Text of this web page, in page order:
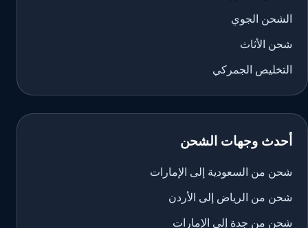
الشحن الجوي
شحن الأثاث
التخليص الجمركي
أحدث وجهات الشحن
شحن من السعودية إلى الإمارات
شحن من الرياض إلى الأردن
شحن من جدة إلى الإمارات